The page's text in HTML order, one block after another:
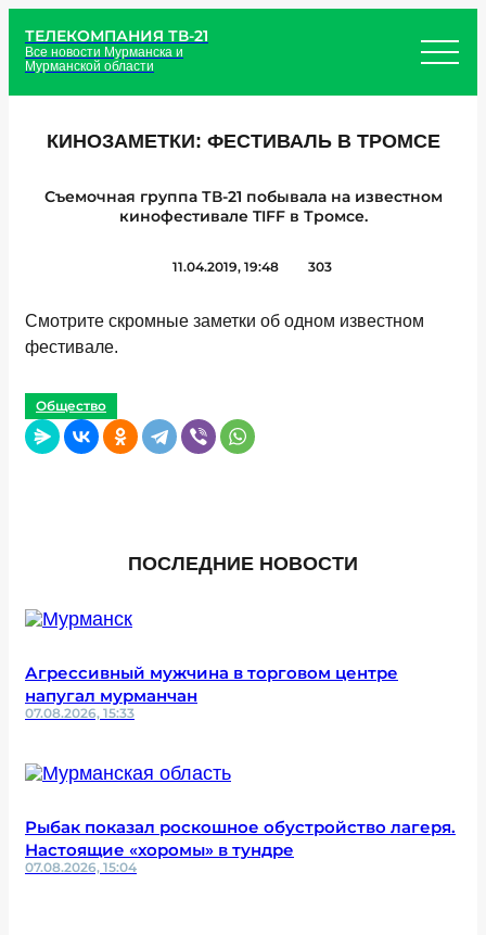
ТЕЛЕКОМПАНИЯ ТВ-21
Все новости Мурманска и
Мурманской области
КИНОЗАМЕТКИ: ФЕСТИВАЛЬ В ТРОМСЕ
Съемочная группа ТВ-21 побывала на известном
кинофестивале TIFF в Тромсе.
11.04.2019, 19:48 303
Смотрите скромные заметки об одном известном
фестивале.
Общество
ПОСЛЕДНИЕ НОВОСТИ
Агрессивный мужчина в торговом центре
напугал мурманчан
07.08.2026, 15:33
Рыбак показал роскошное обустройство лагеря.
Настоящие «хоромы» в тундре
07.08.2026, 15:04